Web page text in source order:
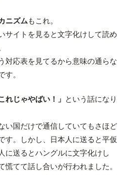
ニズム もこれ。
サイトを見ると文字化けして読め
対応表を見てるから意味の通らな
す。
これじゃやばい！」 という話になり
い国だけで通信していてもさほど
す。しかし、日本人に送ると平仮
に送るとハングルに文字化けし
てて話し合いが行われました。